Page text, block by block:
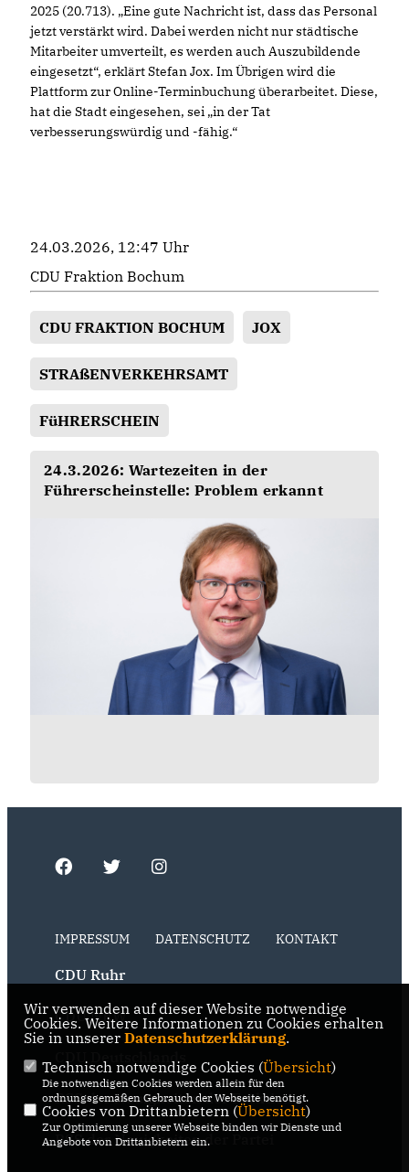
2025 (20.713). „Eine gute Nachricht ist, dass das Personal
jetzt verstärkt wird. Dabei werden nicht nur städtische
Mitarbeiter umverteilt, es werden auch Auszubildende
eingesetzt“, erklärt Stefan Jox. Im Übrigen wird die
Plattform zur Online-Terminbuchung überarbeitet. Diese,
hat die Stadt eingesehen, sei „in der Tat
verbesserungswürdig und -fähig.“
24.03.2026, 12:47 Uhr
CDU Fraktion Bochum
CDU FRAKTION BOCHUM JOX
STRAßENVERKEHRSAMT
FüHRERSCHEIN
24.3.2026: Wartezeiten in der
Führerscheinstelle: Problem erkannt
IMPRESSUM DATENSCHUTZ KONTAKT
CDU Ruhr
CDU NRW
RSS der Neuigkeiten der Fraktion
RSS der Neuigkeiten der Partei
Wir verwenden auf dieser Website notwendige
Cookies. Weitere Informationen zu Cookies erhalten
Sie in unserer Datenschutzerklärung.
Technisch notwendige Cookies (Übersicht)
Die notwendigen Cookies werden allein für den
ordnungsgemäßen Gebrauch der Webseite benötigt.
Cookies von Drittanbietern (Übersicht)
Zur Optimierung unserer Webseite binden wir Dienste und
Angebote von Drittanbietern ein.